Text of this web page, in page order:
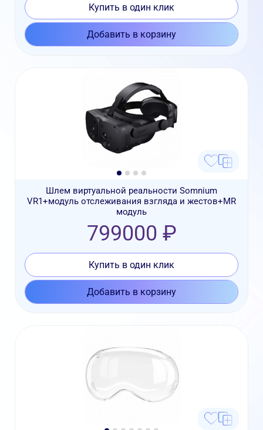
Купить в один клик
Добавить в корзину
Шлем виртуальной реальности Somnium
VR1+модуль отслеживания взгляда и жестов+MR
модуль
799000 ₽
Купить в один клик
Добавить в корзину